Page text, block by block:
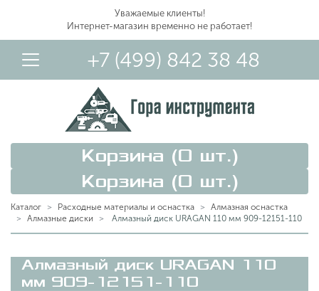
Уважаемые клиенты!
Интернет-магазин временно не работает!
+7 (499) 842 38 48
Вход в Личный Кабинет
Корзина (0 шт.)
Корзина (0 шт.)
Каталог Расходные материалы и оснастка
Алмазная оснастка
Алмазные диски
Алмазный диск URAGAN 110 мм 909-12151-110
Алмазный диск URAGAN 110
мм 909-12151-110